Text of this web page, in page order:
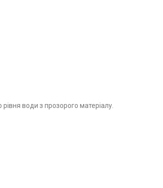
води з прозорого матеріалу.